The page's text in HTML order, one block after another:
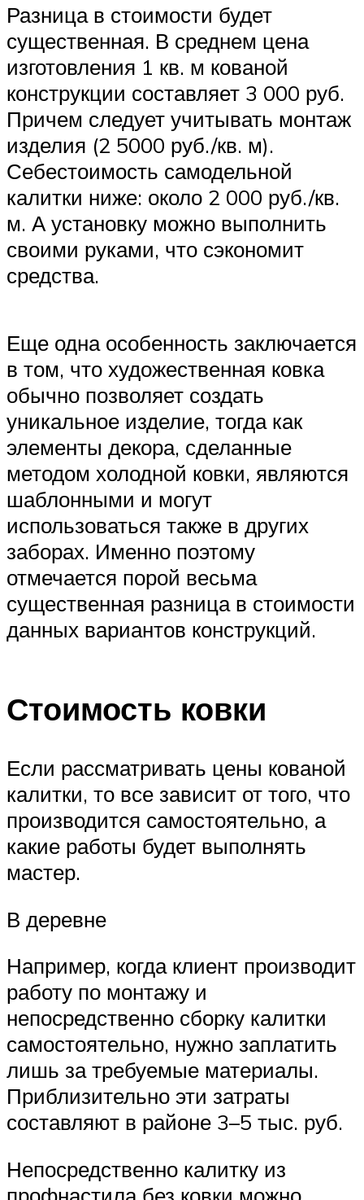
Разница в стоимости будет
существенная. В среднем цена
изготовления 1 кв. м кованой
конструкции составляет 3 000 руб.
Причем следует учитывать монтаж
изделия (2 5000 руб./кв. м).
Себестоимость самодельной
калитки ниже: около 2 000 руб./кв.
м. А установку можно выполнить
своими руками, что сэкономит
средства.
Еще одна особенность заключается
в том, что художественная ковка
обычно позволяет создать
уникальное изделие, тогда как
элементы декора, сделанные
методом холодной ковки, являются
шаблонными и могут
использоваться также в других
заборах. Именно поэтому
отмечается порой весьма
существенная разница в стоимости
данных вариантов конструкций.
Стоимость ковки
Если рассматривать цены кованой
калитки, то все зависит от того, что
производится самостоятельно, а
какие работы будет выполнять
мастер.
В деревне
Например, когда клиент производит
работу по монтажу и
непосредственно сборку калитки
самостоятельно, нужно заплатить
лишь за требуемые материалы.
Приблизительно эти затраты
составляют в районе 3–5 тыс. руб.
Непосредственно калитку из